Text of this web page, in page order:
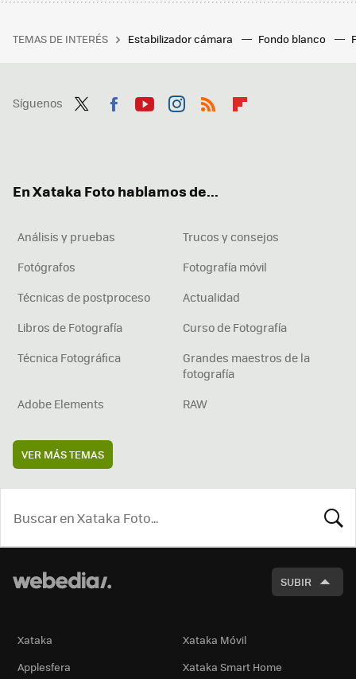
TEMAS DE INTERÉS Estabilizador cámara Fondo blanco
Síguenos
En Xataka Foto hablamos de...
Análisis y pruebas
Trucos y consejos
Fotógrafos
Fotografía móvil
Técnicas de postproceso
Actualidad
Libros de Fotografía
Curso de Fotografía
Técnica Fotográfica
Grandes maestros de la
fotografía
Adobe Elements
RAW
VER MÁS TEMAS
SUBIR
Xataka
Xataka Móvil
Applesfera
Xataka Smart Home